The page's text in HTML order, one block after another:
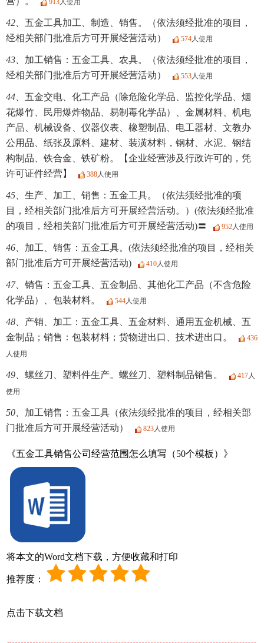
913人使用
42、 五金工具加工、制造、销售。（依法须经批准的项目，
经相关部门批准后方可开展经营活动）
574人使用
43、 加工销售：五金工具、农具。（依法须经批准的项目，
经相关部门批准后方可开展经营活动）
553人使用
44、 五金交电、化工产品（除危险化学品、监控化学品、烟
花爆竹、民用爆炸物品、易制毒化学品）、金属材料、机电
产品、机械设备、仪器仪表、橡塑制品、电工器材、文教办
公用品、纸张及原料、建材、装潢材料，钢材、水泥、钢结
构制品、铁合金、铁矿粉。【企业经营涉及行政许可的，凭
许可证件经营】
388人使用
45、 生产、加工、销售：五金工具。（依法须经批准的项
目，经相关部门批准后方可开展经营活动。）(依法须经批准
的项目，经相关部门批准后方可开展经营活动)〓
952人使用
46、 加工、销售：五金工具。(依法须经批准的项目，经相关
部门批准后方可开展经营活动)
410人使用
47、 销售：五金工具、五金制品、其他化工产品（不含危险
化学品）、包装材料。
544人使用
48、 产销、加工：五金工具、五金材料、通用五金机械、五
金制品；销售：包装材料；货物进出口、技术进出口。
436
人使用
49、 螺丝刀、塑料件生产。螺丝刀、塑料制品销售。 417人
使用
50、 加工销售：五金工具（依法须经批准的项目，经相关部
门批准后方可开展经营活动）
823人使用
《五金工具销售公司经营范围怎么填写（50个模板）》
将本文的Word文档下载，方便收藏和打印
推荐度：
点击下载文档